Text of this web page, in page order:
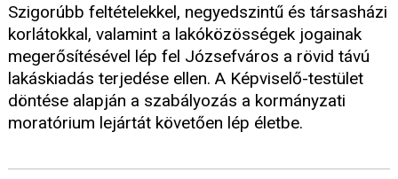
Szigorúbb feltételekkel, negyedszintű és társasházi
korlátokkal, valamint a lakóközösségek jogainak
megerősítésével lép fel Józsefváros a rövid távú
lakáskiadás terjedése ellen. A Képviselő-testület
döntése alapján a szabályozás a kormányzati
moratórium lejártát követően lép életbe.